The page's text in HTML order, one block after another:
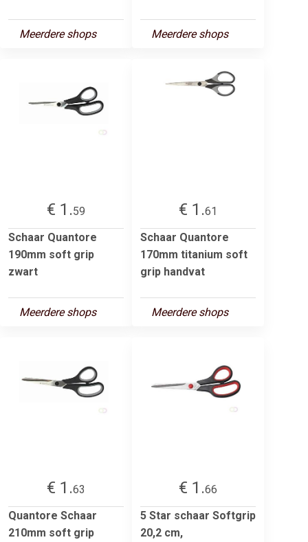
Meerdere shops Meerdere shops
€ 1.59
Schaar Quantore
190mm soft grip
zwart
Meerdere shops
€ 1.61
Schaar Quantore
170mm titanium soft
grip handvat
Meerdere shops
€ 1.63
Quantore Schaar
210mm soft grip
€ 1.66
5 Star schaar Softgrip
20,2 cm,